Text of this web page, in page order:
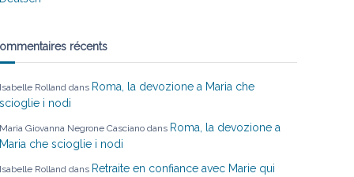
récents
Isabelle Rolland dans Roma, la devozione a Maria che
scioglie i nodi
Maria Giovanna Negrone Casciano dans Roma, la devozione a
Maria che scioglie i nodi
Isabelle Rolland dans Retraite en confiance avec Marie qui